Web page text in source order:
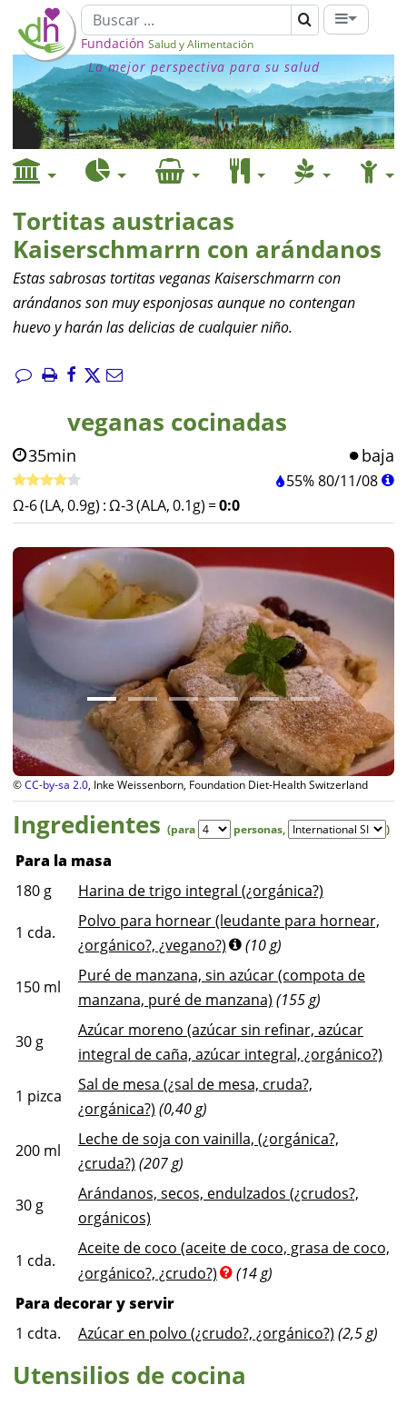
Fundación Salud y Alimentación
La mejor perspectiva para su salud
Tortitas austriacas
Kaiserschmarrn con arándanos
Estas sabrosas tortitas veganas Kaiserschmarrn con
arándanos son muy esponjosas aunque no contengan
huevo y harán las delicias de cualquier niño.
veganas cocinadas
35min baja
55%80/11/08
Ω-6 (LA, 0.9g) :Ω-3 (ALA, 0.1g) =0:0
©CC-by-sa 2.0, Inke Weissenborn, Foundation Diet-Health Switzerland
Ingredientes (para personas, )
Para la masa
180 g Harina de trigo integral (¿orgánica?)
1 cda.
Polvo para hornear (leudante para hornear,
¿orgánico?, ¿vegano?)
(10 g)
150 ml
Puré de manzana, sin azúcar (compota de
manzana, puré de manzana) (155 g)
30 g
Azúcar moreno (azúcar sin refinar, azúcar
integral de caña, azúcar integral, ¿orgánico?)
1 pizca
Sal de mesa (¿sal de mesa, cruda?,
¿orgánica?) (0,40 g)
200 ml
Leche de soja con vainilla, (¿orgánica?,
¿cruda?) (207 g)
30 g
Arándanos, secos, endulzados (¿crudos?,
orgánicos)
1 cda.
Aceite de coco (aceite de coco, grasa de coco,
¿orgánico?, ¿crudo?)
(14 g)
Para decorar y servir
1 cdta. Azúcar en polvo (¿crudo?, ¿orgánico?) (2,5 g)
Utensilios de cocina